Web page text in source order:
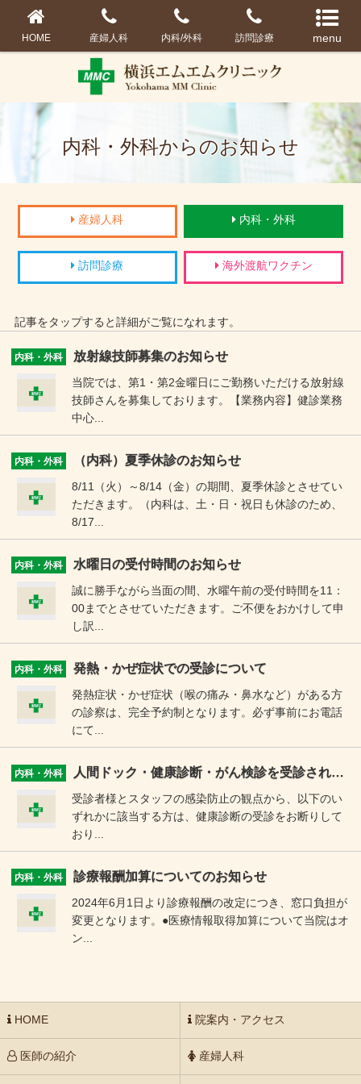
HOME 産婦人科 内科/外科 訪問診療
内科・外科からのお知らせ
産婦人科 内科・外科
訪問診療 海外渡航ワクチン
記事をタップすると詳細がご覧になれます。
内科・外科 放射線技師募集のお知らせ
当院では、第1・第2金曜日にご勤務いただける放射線
技師さんを募集しております。【業務内容】健診業務
中心...
内科・外科 （内科）夏季休診のお知らせ
8/11（火）～8/14（金）の期間、夏季休診とさせてい
ただきます。（内科は、土・日・祝日も休診のため、
8/17...
内科・外科 水曜日の受付時間のお知らせ
誠に勝手ながら当面の間、水曜午前の受付時間を11：
00までとさせていただきます。ご不便をおかけして申
し訳...
内科・外科 発熱・かぜ症状での受診について
発熱症状・かぜ症状（喉の痛み・鼻水など）がある方
の診察は、完全予約制となります。必ず事前にお電話
にて...
内科・外科 人間ドック・健康診断・がん検診を受診される方へ
受診者様とスタッフの感染防止の観点から、以下のい
ずれかに該当する方は、健康診断の受診をお断りして
おり...
内科・外科 診療報酬加算についてのお知らせ
2024年6月1日より診療報酬の改定につき、窓口負担が
変更となります。●医療情報取得加算について当院はオ
ン...
HOME 院案内・アクセス
医師の紹介 産婦人科